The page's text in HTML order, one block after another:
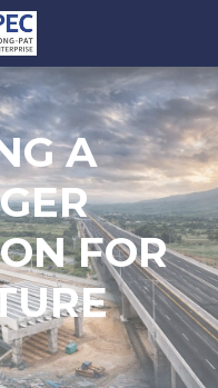
GA
GER
ONFOR
URE